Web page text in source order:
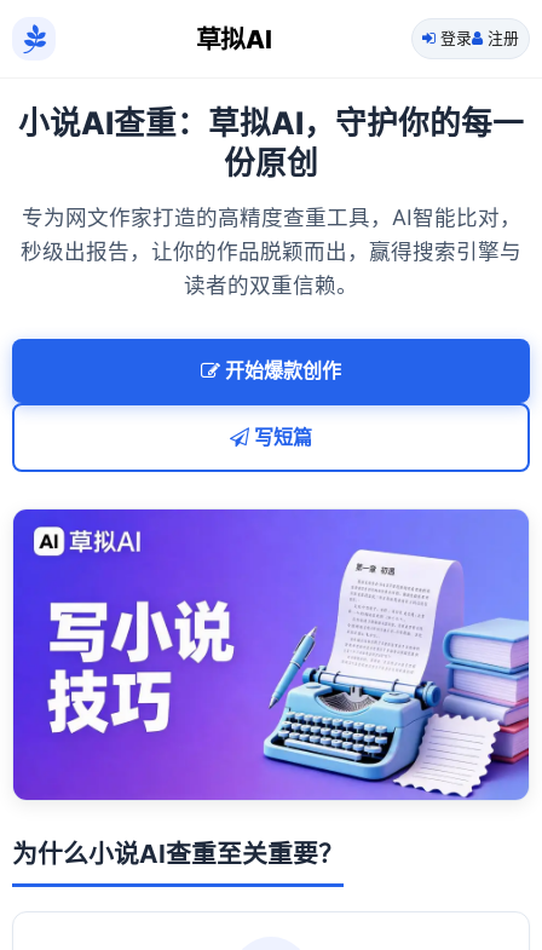
草拟AI 登录 注册
小说AI查重：草拟AI，守护你的每一
份原创
专为网文作家打造的高精度查重工具，AI智能比对，
秒级出报告，让你的作品脱颖而出，赢得搜索引擎与
读者的双重信赖。
开始爆款创作
写短篇
为什么小说AI查重至关重要？